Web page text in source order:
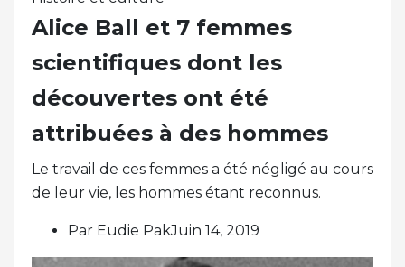
Alice Ball et 7 femmes
scientifiques dont les
découvertes ont été
attribuées à des hommes
Le travail de ces femmes a été négligé au cours
de leur vie, les hommes étant reconnus.
Par Eudie PakJuin 14, 2019